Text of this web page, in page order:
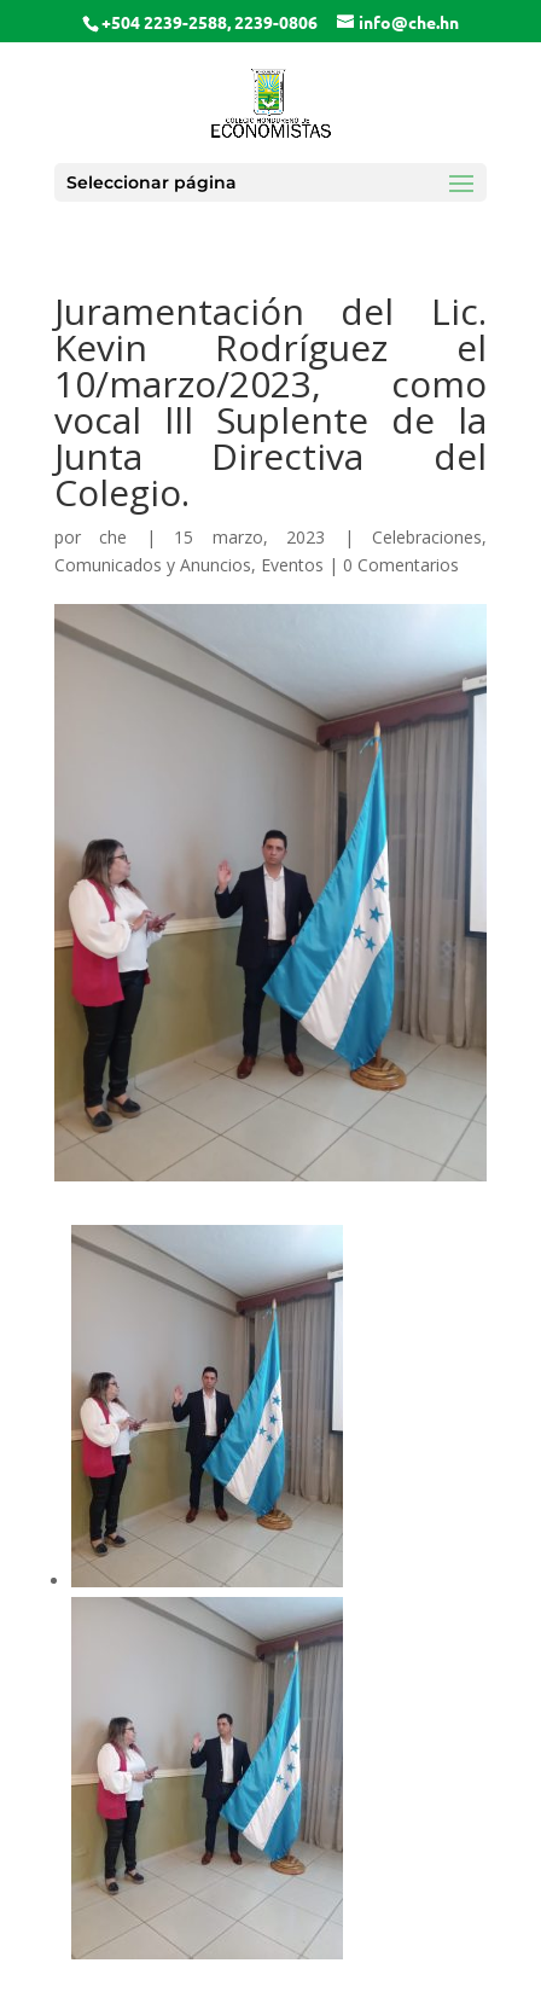
+504 2239-2588, 2239-0806 info@che.hn
Seleccionar página
Juramentación del Lic.
Kevin Rodríguez el
10/marzo/2023, como
vocal lll Suplente de la
Junta Directiva del
Colegio.
por che | 15 marzo, 2023 | Celebraciones,
Comunicados y Anuncios, Eventos | 0 Comentarios